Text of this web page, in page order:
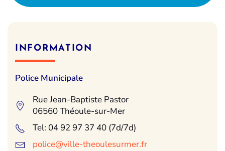
INFORMATION
Police Municipale
Rue Jean-Baptiste Pastor
06560 Théoule-sur-Mer
Tel: 04 92 97 37 40 (7d/7d)
police@ville-theoulesurmer.fr